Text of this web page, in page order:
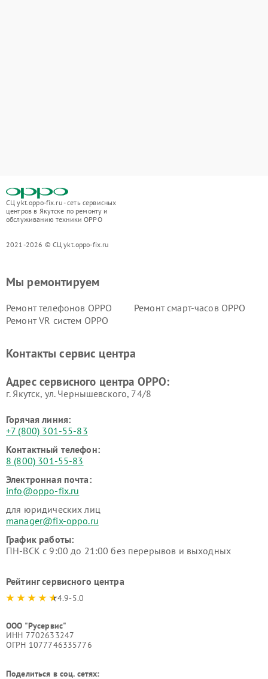
СЦ ykt.oppo-fix.ru - сеть сервисных
центров в Якутске по ремонту и
обслуживанию техники OPPO
2021-2026 © СЦ ykt.oppo-fix.ru
Мы ремонтируем
Ремонт телефонов OPPO
Ремонт смарт-часов OPPO
Ремонт VR систем OPPO
Контакты сервис центра
Адрес сервисного центра OPPO:
г. Якутск, ул. Чернышевского, 74/8
Горячая линия:
+7 (800) 301-55-83
Контактный телефон:
8 (800) 301-55-83
Электронная почта:
info@oppo-fix.ru
для юридических лиц
manager@fix-oppo.ru
График работы:
ПН-ВСК с 9:00 до 21:00 без перерывов и выходных
Рейтинг сервисного центра
4.9-5.0
ООО "Русервис"
ИНН 7702633247
ОГРН 1077746335776
Поделиться в соц. сетях: